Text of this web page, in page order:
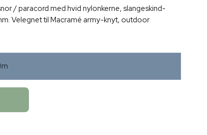
/ paracord med hvid nylonkerne, slangeskind-
Velegnet til Macramé army-knyt, outdoor